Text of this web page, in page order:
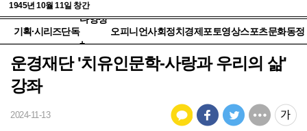
1945년 10월 11일 창간
기획·시리즈단독
다양성
+
오피니언사회정치 경제 포토영상스포츠문화동정
운경재단 '치유인문학-사랑과 우리의 삶'
강좌
2024-11-13